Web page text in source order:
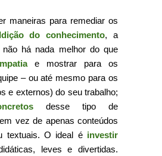
maneiras para remediar os
do conhecimento, a
há nada melhor do que
e mostrar para os
– ou até mesmo para os
e externos) do seu trabalho;
desse tipo de
vez de apenas conteúdos
textuais. O ideal é investir
leves e divertidas.